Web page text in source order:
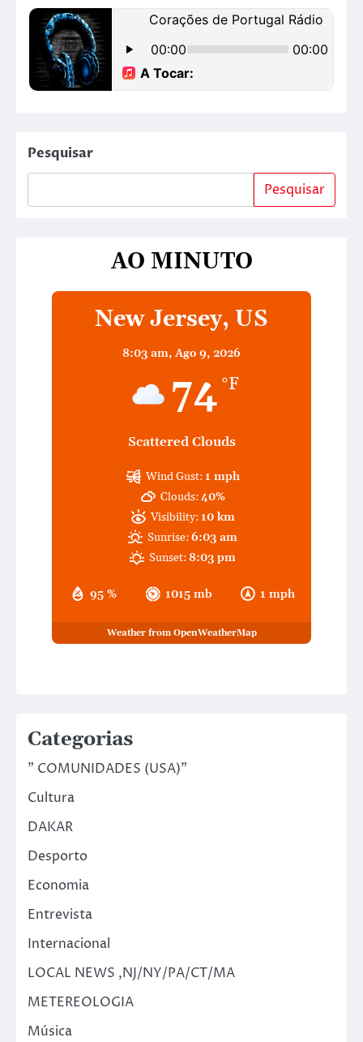
Pesquisar
Pesquisar
AO MINUTO
New Jersey, US
8:03 am, Ago 9, 2026
74 °F
Scattered Clouds
95 % 1015 mb 1 mph
Wind Gust: 1 mph
Clouds:40%
Visibility: 10 km
Sunrise:6:03 am
Sunset:8:03 pm
Weather from OpenWeatherMap
Categorias
" COMUNIDADES (USA)"
Cultura
DAKAR
Desporto
Economia
Entrevista
Internacional
LOCAL NEWS ,NJ/NY/PA/CT/MA
METEREOLOGIA
Música